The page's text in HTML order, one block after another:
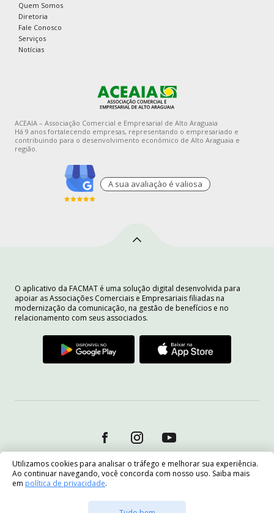
Utilizamos cookies para analisar o tráfego e melhorar sua experiência.
Ao continuar navegando, você concorda com nosso uso. Saiba mais
em política de privacidade.
Quem Somos
Diretoria
Fale Conosco
Serviços
Notícias
ACEAIA – Associação Comercial e Empresarial de Alto Araguaia
Há 9 anos fortalecendo empresas, representando o empresariado e
contribuindo para o desenvolvimento econômico de Alto Araguaia e
região.
A sua avaliaçào é valiosa
O aplicativo da FACMAT é uma solução digital desenvolvida para
apoiar as Associações Comerciais e Empresariais filiadas na
modernização da comunicação, na gestão de benefícios e no
relacionamento com seus associados.